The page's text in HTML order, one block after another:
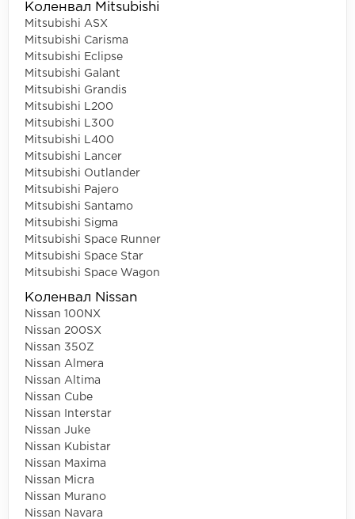
Коленвал Mitsubishi
Mitsubishi ASX
Mitsubishi Carisma
Mitsubishi Eclipse
Mitsubishi Galant
Mitsubishi Grandis
Mitsubishi L200
Mitsubishi L300
Mitsubishi L400
Mitsubishi Lancer
Mitsubishi Outlander
Mitsubishi Pajero
Mitsubishi Santamo
Mitsubishi Sigma
Mitsubishi Space Runner
Mitsubishi Space Star
Mitsubishi Space Wagon
Коленвал Nissan
Nissan 100NX
Nissan 200SX
Nissan 350Z
Nissan Almera
Nissan Altima
Nissan Cube
Nissan Interstar
Nissan Juke
Nissan Kubistar
Nissan Maxima
Nissan Micra
Nissan Murano
Nissan Navara